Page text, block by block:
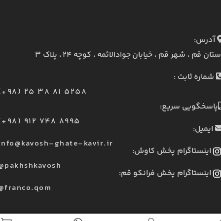
آدرس:
قم ، شهر قم ، خیابان جوادالائمه ، کوچه ۲۴ ، پلاک ۳
شماره ثابت :
25 38 81 5258
پاسخگویی سریع:
912 748 8995
ایمیل:
ghate-kavir.ir
اینستاگرام پخش کاوش:
اینستاگرام پخش فرانکو قم: